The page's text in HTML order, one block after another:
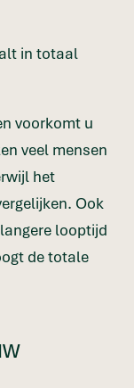
in totaal
voorkomt u
veel mensen
het
Ook
looptijd
de totale